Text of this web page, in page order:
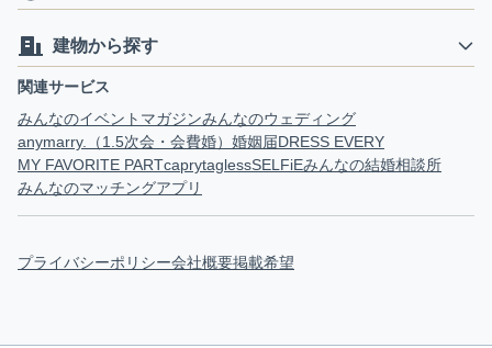
建物から探す
関連サービス
みんなのイベントマガジンみんなのウェディング
anymarry.（1.5次会・会費婚） 婚姻届DRESS EVERY
MY FAVORITE PARTcaprytaglessSELFiEみんなの結婚相談所
みんなのマッチングアプリ
プライバシーポリシー会社概要掲載希望